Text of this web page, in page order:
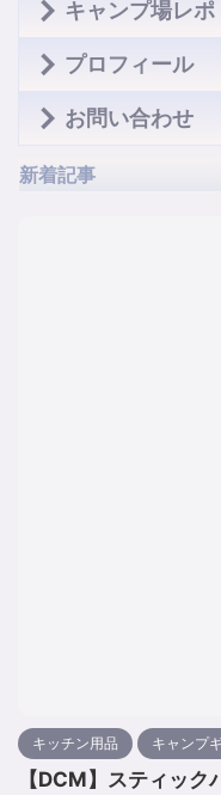
キャンプ場レポ
プロフィール
お問い合わせ
新着記事
キッチン用品 キャンプ
【DCM】スティッ